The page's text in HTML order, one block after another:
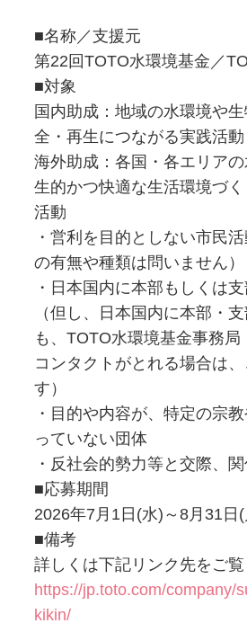
■名称／支援元
第22回TOTO水環境基金／
■対象
国内助成：地域の水環境や
全・再生につながる実践活動
海外助成：各国・各エリア
生的かつ快適な生活環境づ
活動
・営利を目的としない市民
の有無や種類は問いません）
・日本国内に本部もしくは
（但し、日本国内に本部・
も、TOTO水環境基金事務
コンタクトがとれる場合は
す）
・目的や内容が、特定の宗
っていない団体
・反社会的勢力等と交際、
■応募期間
2026年7月1日(水)～8月31日(
■備考
詳しくは下記リンク先をご覧
https://jp.toto.com/company/
kikin/